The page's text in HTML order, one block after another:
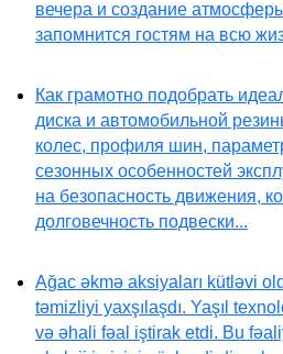
вечера и создание
запомнится гостям на всю
Как грамотно подобрать
диска и автомобильной
колес, профиля шин,
сезонных особенностей
на безопасность движения,
долговечность подвески...
Ağac əkmə aksiyaları kütləvi
təmizliyi yaxşılaşdı. Yaşıl
və əhali fəal iştirak etdi. Bu